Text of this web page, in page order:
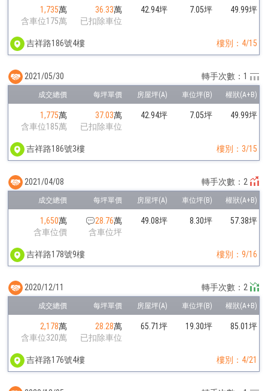
1,735萬
含車位175萬
36.33萬
已扣除車位
42.94坪 7.05坪 49.99坪
吉祥路186號4樓 樓別：4/15
1,775萬
含車位185萬
37.03萬
已扣除車位
42.94坪 7.05坪 49.99坪
吉祥路186號3樓 樓別：3/15
2021/05/30 轉手次數：1
1,650萬
含車位價
28.76萬
含車位坪
49.08坪 8.30坪 57.38坪
吉祥路178號9樓 樓別：9/16
2021/04/08 轉手次數：2
2,178萬
含車位320萬
28.28萬
已扣除車位
65.71坪 19.30坪 85.01坪
吉祥路176號4樓 樓別：4/21
2020/12/11 轉手次數：2